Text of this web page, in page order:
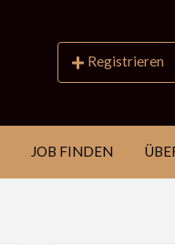
Registrieren
JOB FINDEN